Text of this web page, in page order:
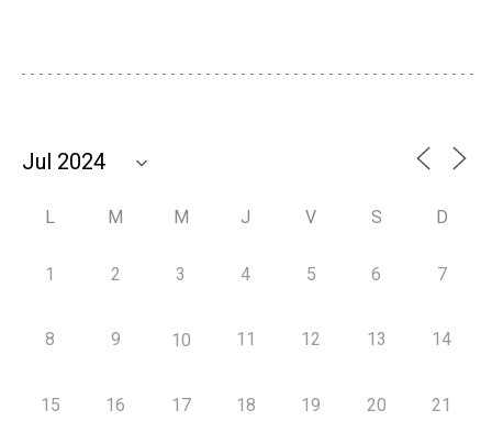
L M M J V S D
1 2 3 4 5 6 7
8 9 10 11 12 13 14
15 16 17 18 19 20 21